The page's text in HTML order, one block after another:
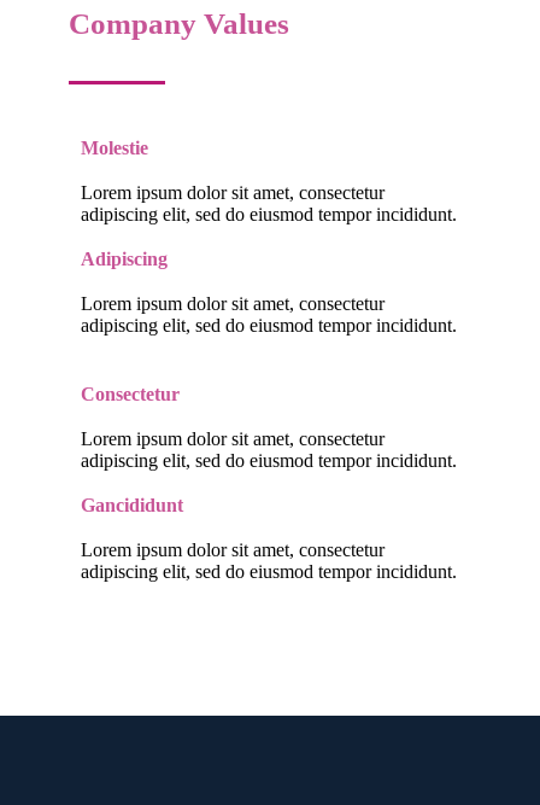
Company Values
Molestie
Lorem ipsum dolor sit amet, consectetur
adipiscing elit, sed do eiusmod tempor incididunt.
Adipiscing
Lorem ipsum dolor sit amet, consectetur
adipiscing elit, sed do eiusmod tempor incididunt.
Consectetur
Lorem ipsum dolor sit amet, consectetur
adipiscing elit, sed do eiusmod tempor incididunt.
Gancididunt
Lorem ipsum dolor sit amet, consectetur
adipiscing elit, sed do eiusmod tempor incididunt.